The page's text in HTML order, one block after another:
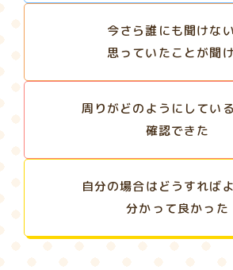
今さら誰にも聞けな
思っていたことが聞
周りがどのようにしてい
確認できた
自分の場合はどうすれば
分かって良かった